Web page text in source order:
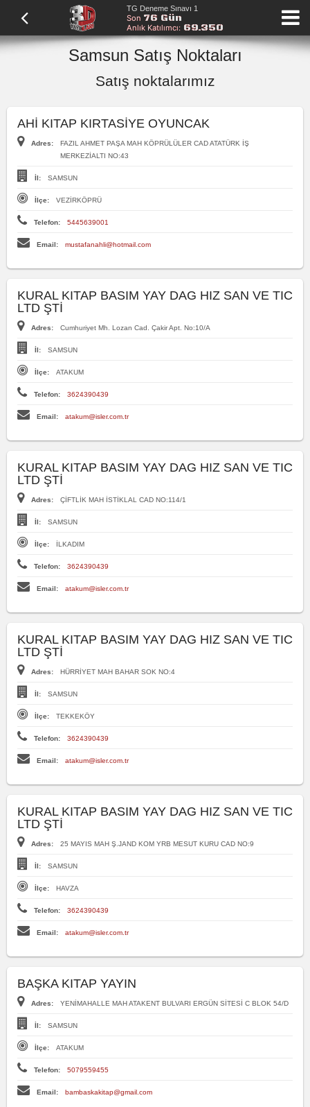
TG Deneme Sınavı 1
Son 76 Gün
Anlık Katılımcı: 69.350
Samsun Satış Noktaları
Satış noktalarımız
AHİ KITAP KIRTASİYE OYUNCAK
Adres:
FAZIL AHMET PAŞA MAH KÖPRÜLÜLER CAD ATATÜRK İŞ
MERKEZİALTI NO:43
İl: SAMSUN
İlçe: VEZİRKÖPRÜ
Telefon: 5445639001
Email: mustafanahli@hotmail.com
KURAL KITAP BASIM YAY DAG HIZ SAN VE TIC
LTD ŞTİ
Adres: Cumhuriyet Mh. Lozan Cad. Çakir Apt. No:10/A
İl: SAMSUN
İlçe: ATAKUM
Telefon: 3624390439
Email: atakum@isler.com.tr
KURAL KITAP BASIM YAY DAG HIZ SAN VE TIC
LTD ŞTİ
Adres: ÇİFTLİK MAH İSTİKLAL CAD NO:114/1
İl: SAMSUN
İlçe: İLKADIM
Telefon: 3624390439
Email: atakum@isler.com.tr
KURAL KITAP BASIM YAY DAG HIZ SAN VE TIC
LTD ŞTİ
Adres: HÜRRİYET MAH BAHAR SOK NO:4
İl: SAMSUN
İlçe: TEKKEKÖY
Telefon: 3624390439
Email: atakum@isler.com.tr
KURAL KITAP BASIM YAY DAG HIZ SAN VE TIC
LTD ŞTİ
Adres: 25 MAYIS MAH Ş.JAND KOM YRB MESUT KURU CAD NO:9
İl: SAMSUN
İlçe: HAVZA
Telefon: 3624390439
Email: atakum@isler.com.tr
BAŞKA KITAP YAYIN
Adres: YENİMAHALLE MAH ATAKENT BULVARI ERGÜN SİTESİ C BLOK 54/D
İl: SAMSUN
İlçe: ATAKUM
Telefon: 5079559455
Email: bambaskakitap@gmail.com